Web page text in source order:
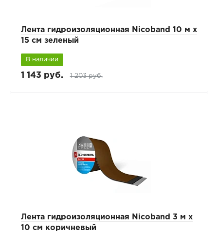
Лента гидроизоляционная Nicoband 10 м х
15 см зеленый
В наличии
1 143 руб. 1 203 руб.
Лента гидроизоляционная Nicoband 3 м х
10 см коричневый